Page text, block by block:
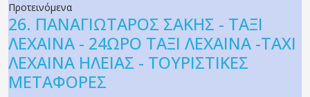
Προτεινόμενα
26. ΠΑΝΑΓΙΩΤΑΡΟΣ ΣΑΚΗΣ - ΤΑΞΙ
ΛΕΧΑΙΝΑ - 24ΩΡΟ ΤΑΞΙ ΛΕΧΑΙΝΑ -TAXI
ΛΕΧΑΙΝΑ ΗΛΕΙΑΣ - ΤΟΥΡΙΣΤΙΚΕΣ
ΜΕΤΑΦΟΡΕΣ